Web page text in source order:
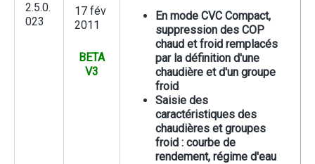
2.5.0.
023
17 fév
2011
BETA
V3
En mode CVC Compact,
suppression des COP
chaud et froid remplacés
par la définition d'une
chaudière et d'un groupe
froid
Saisie des
caractéristiques des
chaudières et groupes
froid : courbe de
rendement, régime d'eau